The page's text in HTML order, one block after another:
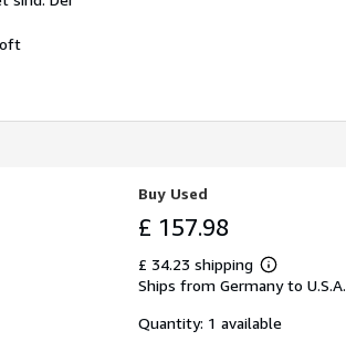
Buy Used
£ 157.98
£ 34.23 shipping
Learn
more
shipping
Ships from Germany to U.S.A.
Quantity: 1 available